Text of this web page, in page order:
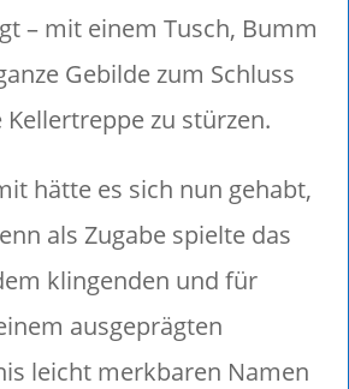
– mit einem Tusch, Bumm
Gebilde zum Schluss
zu stürzen.
hätte es sich nun gehabt,
als Zugabe spielte das
klingenden und für
ausgeprägten
leicht merkbaren Namen